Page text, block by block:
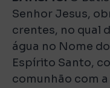
Senhor Jesus,
crentes, no qual
água no Nome
Espírito Santo,
comunhão com